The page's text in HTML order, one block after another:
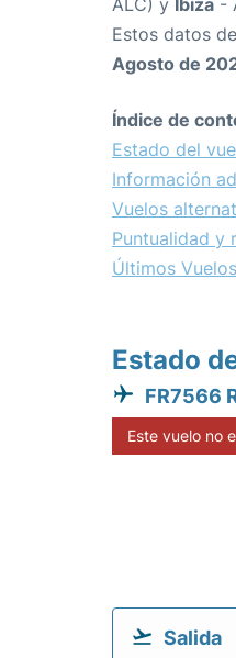
ALC) y Ibiza -
Estos datos
Agosto de
Índice de
Estado del
Información
Vuelos
Puntualidad y
Últimos
Estado
FR7566
Este vuelo no
Salida